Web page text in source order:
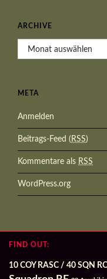
ARCHIVE
Archive
META
Anmelden
Beitrags-Feed ( RSS)
Kommentare als RSS
WordPress.org
FIND OUT:
10 COY RASC / 40 SQN